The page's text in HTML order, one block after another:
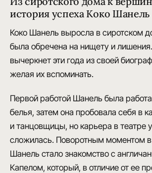
история успеха Коко Шанель
Коко Шанель выросла в сиротском
была обречена на нищету и
вычеркнет эти года из своей
желая их вспоминать.
Первой работой Шанель была
белья, затем она пробовала себя в
и танцовщицы, но карьера в театре
сложилась. Поворотным моментом
Шанель стало знакомство с
Капелом, который, в отличие от ее